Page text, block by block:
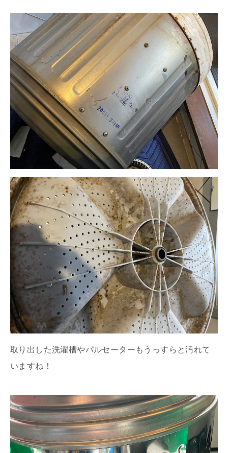
取り出した洗濯槽やパルセーターもうっすらと汚れて
いますね！